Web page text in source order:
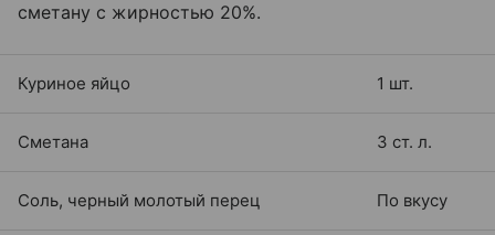
сметану с жирностью 20%.
Куриное яйцо 1 шт.
Сметана 3 ст. л.
Соль, черный молотый перец По вкусу